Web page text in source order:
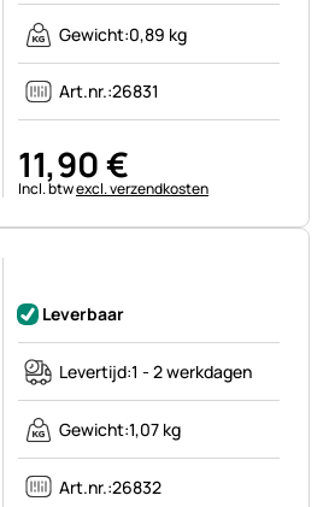
Gewicht:0,89 kg
Art.nr.:26831
11,90€
Belastinginformatie:
Incl. btwexcl. verzendkosten
Leverbaar
Levertijd:1 - 2 werkdagen
Gewicht:1,07 kg
Art.nr.:26832